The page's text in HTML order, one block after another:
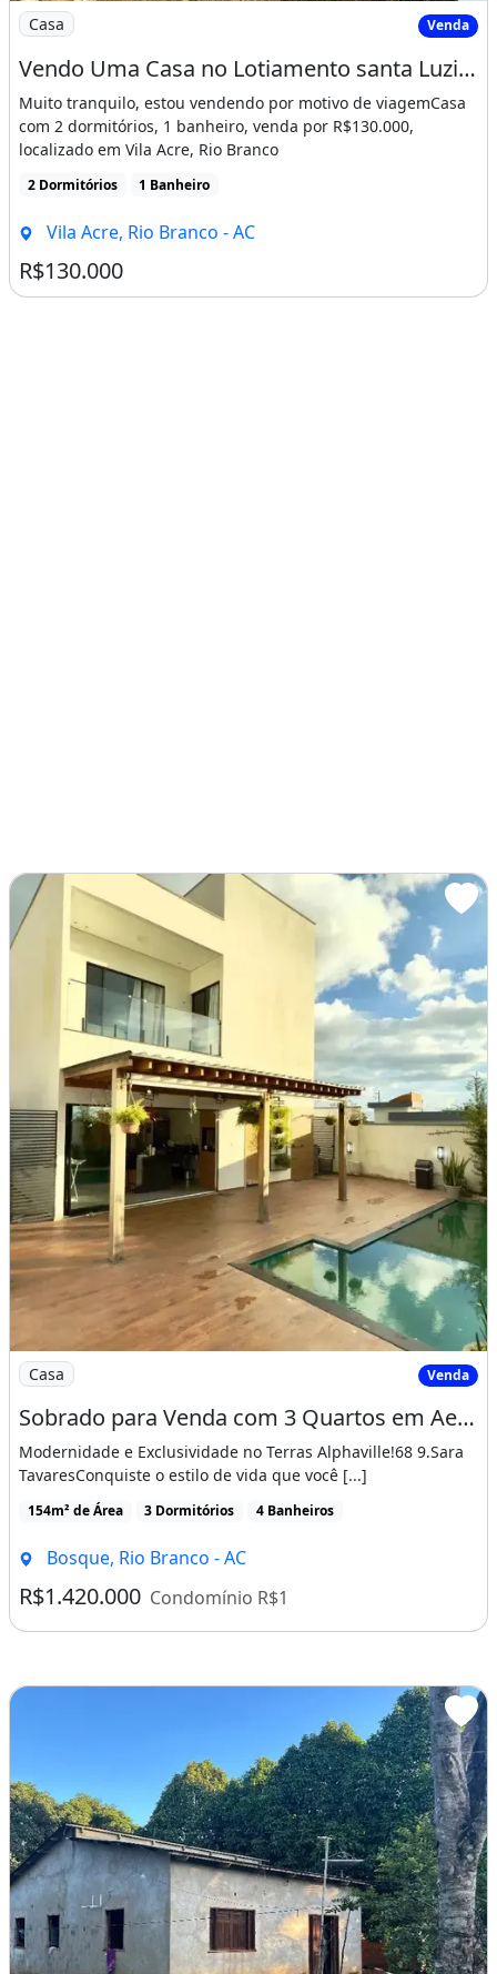
Imagem: Vendo Uma Casa no Lotiamento santa Luzia
Casa Venda
Vendo Uma Casa no Lotiamento santa Luzia Apolonio Sales
Muito tranquilo, estou vendendo por motivo de viagemCasa
com 2 dormitórios, 1 banheiro, venda por R$130.000,
localizado em Vila Acre, Rio Branco
2 Dormitórios 1 Banheiro
Vila Acre, Rio Branco - AC
R$130.000
Imagem: Sobrado para Venda com 3 Quartos em
Casa Venda
Sobrado para Venda com 3 Quartos em Aeroporto - Rio Branco - Ac
Modernidade e Exclusividade no Terras Alphaville!68 9.Sara
TavaresConquiste o estilo de vida que você [...]
154m² de Área 3 Dormitórios 4 Banheiros
Bosque, Rio Branco - AC
R$1.420.000 Condomínio R$1